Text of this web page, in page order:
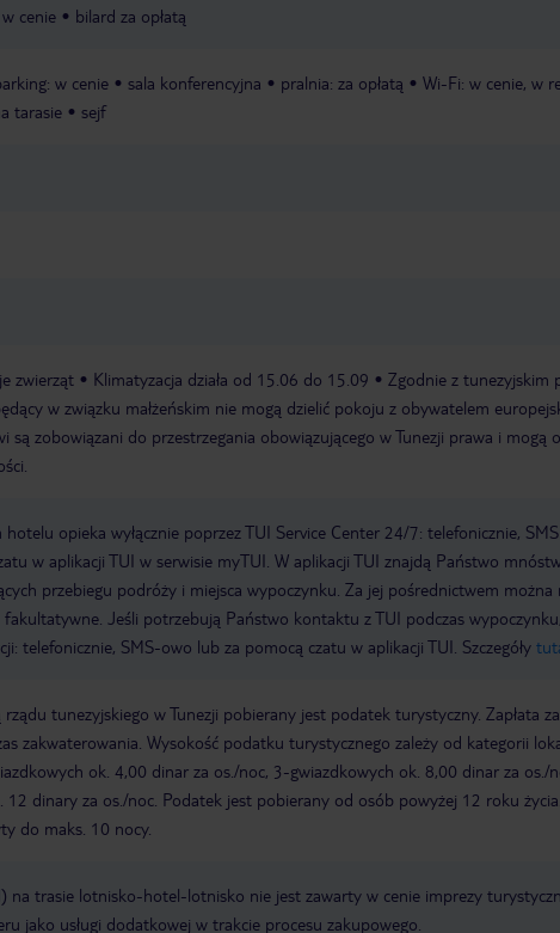
cenie bilard za opłatą
w cenie sala konferencyjna pralnia: za opłatą
Wi-Fi: w cenie, w
tarasie
sejf
zwierząt Klimatyzacja działa od 15.06 do 15.09
Zgodnie z tunezyjskim
w związku małżeńskim nie mogą dzielić pokoju z obywatelem
są zobowiązani do przestrzegania obowiązującego w Tunezji prawa i mogą
opieka wyłącznie poprzez TUI Service Center 24/7: telefonicznie,
w aplikacji TUI w serwisie myTUI. W aplikacji TUI znajdą Państwo
przebiegu podróży i miejsca wypoczynku. Za jej pośrednictwem można
fakultatywne. Jeśli potrzebują Państwo kontaktu z TUI podczas
telefonicznie, SMS-owo lub za pomocą czatu w aplikacji TUI. Szczegóły
rządu tunezyjskiego w Tunezji pobierany jest podatek turystyczny. Zapłata
zakwaterowania. Wysokość podatku turystycznego zależy od kategorii
ok. 4,00 dinar za os./noc, 3-gwiazdkowych ok. 8,00 dinar za os./
12 dinary za os./noc. Podatek jest pobierany od osób powyżej 12 roku
do maks. 10 nocy.
na trasie lotnisko-hotel-lotnisko nie jest zawarty w cenie imprezy
jako usługi dodatkowej w trakcie procesu zakupowego.